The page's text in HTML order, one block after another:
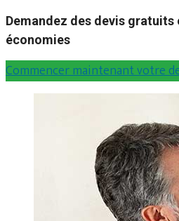
Demandez des devis
économies
Commencer maintenant votre